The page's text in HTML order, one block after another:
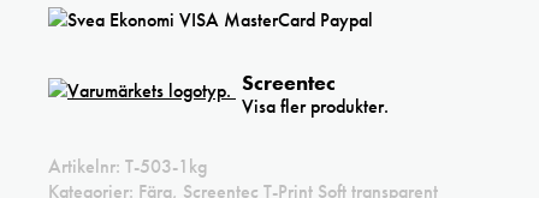
Screentec
Visa fler produkter.
Artikelnr: T-503-1kg
Kategorier: Färg, Screentec T-Print Soft transparent